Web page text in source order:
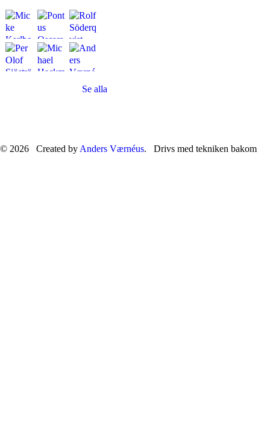
Se alla
© 2026 Created by Anders Værnéus. Drivs med tekniken bakom